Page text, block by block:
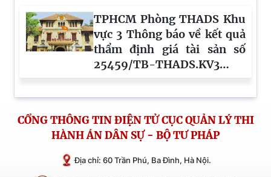
TPHCM Phòng THADS Khu
vực 3 Thông báo về kết quả
thẩm định giá tài sản số
25459/TB-THADS.KV3
ngày 05/8/2026
CỔNG THÔNG TIN ĐIỆN TỬ CỤC QUẢN LÝ THI
HÀNH ÁN DÂN SỰ - BỘ TƯ PHÁP
Địa chỉ: 60 Trần Phú, Ba Đình, Hà Nội.